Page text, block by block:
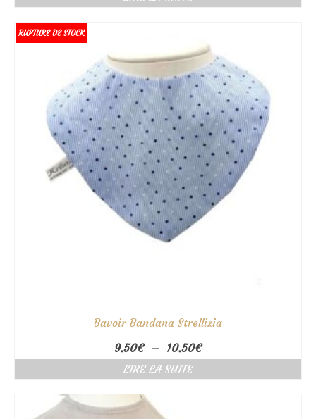
10.50€
RUPTURE DE STOCK
Bavoir Bandana Strellizia
9.50€ – 10.50€Plage
de
LIRE LA SUITE